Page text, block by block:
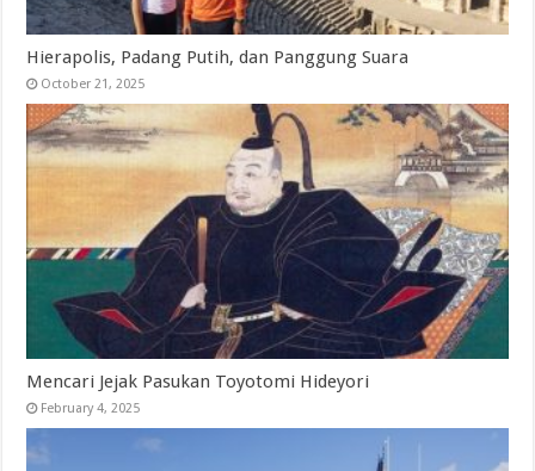
Hierapolis, Padang Putih, dan Panggung Suara
October 21, 2025
Mencari Jejak Pasukan Toyotomi Hideyori
February 4, 2025